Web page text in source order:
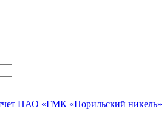
ПАО «ГМК «Норильский никель»